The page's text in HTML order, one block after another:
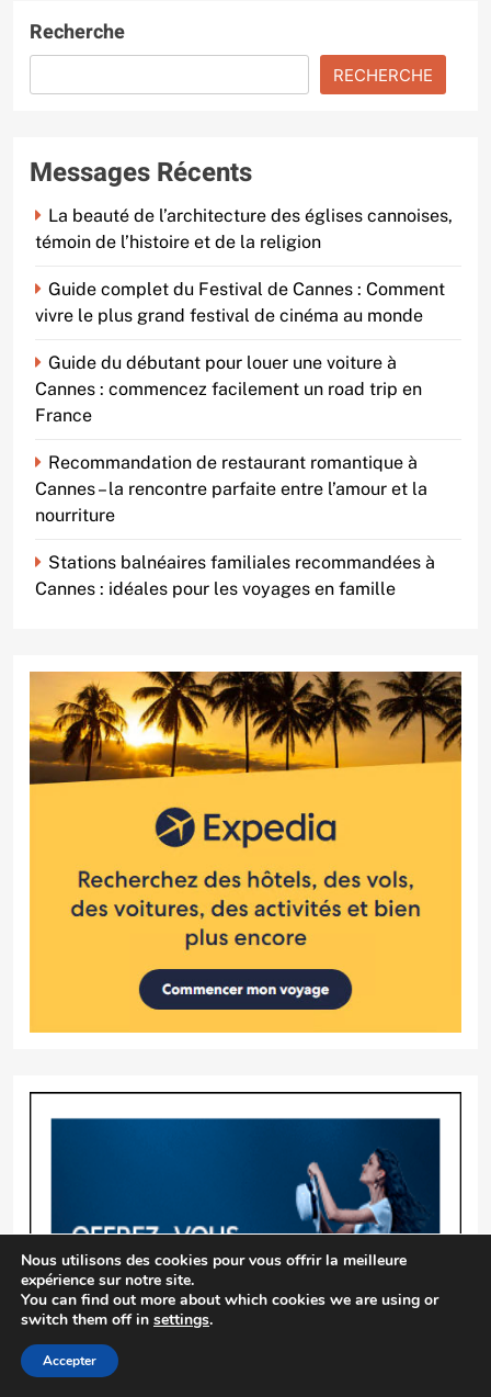
Recherche
RECHERCHE
Messages Récents
La beauté de l’architecture des églises cannoises,
témoin de l’histoire et de la religion
Guide complet du Festival de Cannes : Comment
vivre le plus grand festival de cinéma au monde
Guide du débutant pour louer une voiture à
Cannes : commencez facilement un road trip en
France
Recommandation de restaurant romantique à
Cannes – la rencontre parfaite entre l’amour et la
nourriture
Stations balnéaires familiales recommandées à
Cannes : idéales pour les voyages en famille
Nous utilisons des cookies pour vous offrir la meilleure
expérience sur notre site.
You can find out more about which cookies we are using or
switch them off in settings.
Accepter